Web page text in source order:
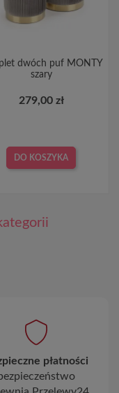
dwóch puf MONTY
szary
279,00 zł
DO KOSZYKA
płatności